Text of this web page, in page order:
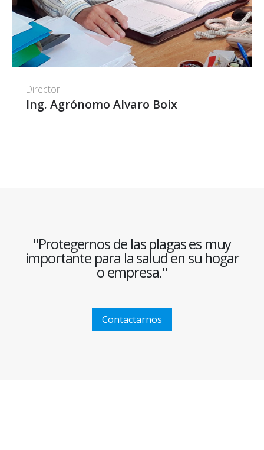
Director
Ing. Agrónomo Alvaro Boix
"Protegernos de las plagas es muy
importante para la salud en su hogar
o empresa."
Contactarnos